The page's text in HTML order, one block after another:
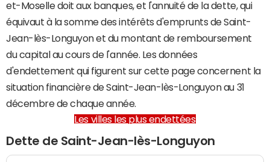
et-Moselle doit aux banques, et l'annuité de la dette, qui
équivaut à la somme des intérêts d'emprunts de Saint-
Jean-lès-Longuyon et du montant de remboursement
du capital au cours de l'année. Les données
d'endettement qui figurent sur cette page concernent la
situation financière de Saint-Jean-lès-Longuyon au 31
décembre de chaque année.
Les villes les plus endettées
Dette de Saint-Jean-lès-Longuyon